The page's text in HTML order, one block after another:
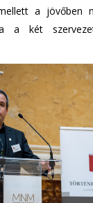
a jövőben
a két